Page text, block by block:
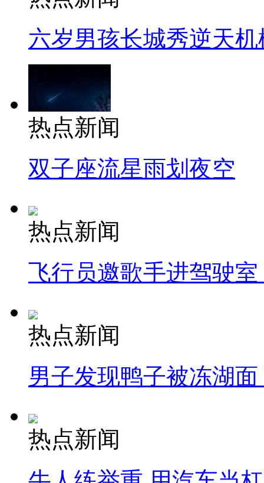
六岁男孩长城秀逆天机
热点新闻
双子座流星雨划夜空
热点新闻
飞行员邀歌手进驾驶
热点新闻
男子发现鸭子被冻湖
热点新闻